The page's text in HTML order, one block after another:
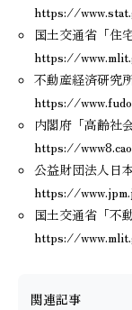
https://
国土交通省「住
https://
不動産経済研究
https://
内閣府「高齢社
https://
公益財団法人日
https://
国土交通省「不
https://
関連記事